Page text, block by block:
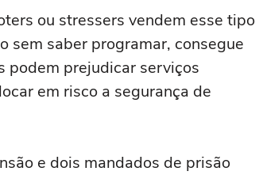
ou stressers vendem esse tipo
sem saber programar, consegue
podem prejudicar serviços
em risco a segurança de
e dois mandados de prisão